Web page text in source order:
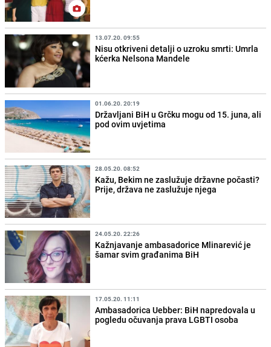
13.07.20. 09:55
Nisu otkriveni detalji o uzroku smrti: Umrla
kćerka Nelsona Mandele
01.06.20. 20:19
Državljani BiH u Grčku mogu od 15. juna, ali
pod ovim uvjetima
28.05.20. 08:52
Kažu, Bekim ne zaslužuje državne počasti?
Prije, država ne zaslužuje njega
24.05.20. 22:26
Kažnjavanje ambasadorice Mlinarević je
šamar svim građanima BiH
17.05.20. 11:11
Ambasadorica Uebber: BiH napredovala u
pogledu očuvanja prava LGBTI osoba